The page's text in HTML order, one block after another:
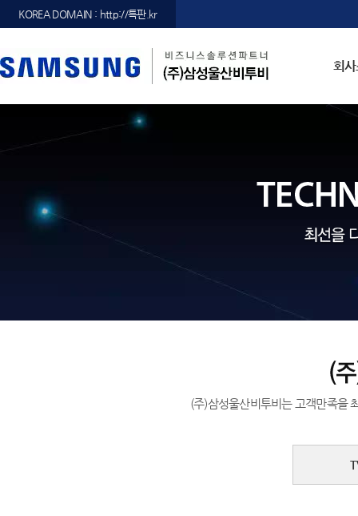
KOREA DOMAIN : http://특판.kr
회
(주)삼성울산비투비는 고객만족을